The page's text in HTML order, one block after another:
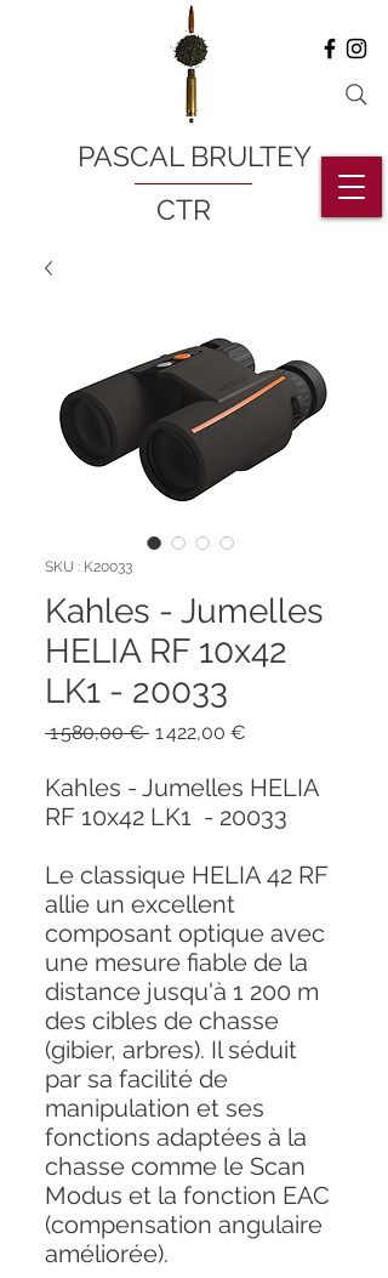
PASCAL BRULTEY
CTR
SKU : K20033
Kahles - Jumelles
HELIA RF 10x42
LK1 - 20033
1 580,00 € Prix
1 422,00 €
Kahles - Jumelles HELIA
RF 10x42 LK1 - 20033
Le classique HELIA 42 RF
allie un excellent
composant optique avec
une mesure fiable de la
distance jusqu'à 1 200 m
des cibles de chasse
(gibier, arbres). Il séduit
par sa facilité de
manipulation et ses
fonctions adaptées à la
chasse comme le Scan
Modus et la fonction EAC
(compensation angulaire
améliorée).